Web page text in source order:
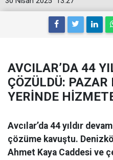
AVCILAR’DA 44
ÇÖZÜLDÜ:
YERİNDE
Avcılar’da 44 yıldır
çözüme kavuştu.
Ahmet Kaya Caddesi ve